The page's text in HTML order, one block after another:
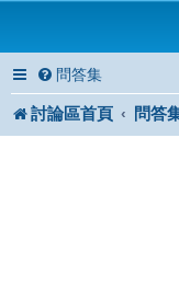
問答集
討論區首頁 問答